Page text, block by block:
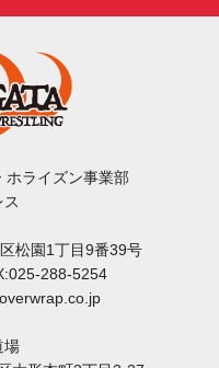
ホライズン事業部
松園1丁目9番39号
288-5254
場